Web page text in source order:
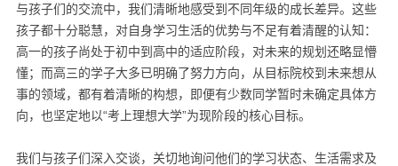
与孩子们的交流中，我们清晰地感受到不同年级的成长差异。这些
孩子都十分聪慧，对自身学习生活的优势与不足有着清醒的认知：
高一的孩子尚处于初中到高中的适应阶段，对未来的规划还略显懵
懂；而高三的学子大多已明确了努力方向，从目标院校到未来想从
事的领域，都有着清晰的构想，即便有少数同学暂时未确定具体方
向，也坚定地以“考上理想大学”为现阶段的核心目标。
我们与孩子们深入交谈，关切地询问他们的学习状态、生活需求及